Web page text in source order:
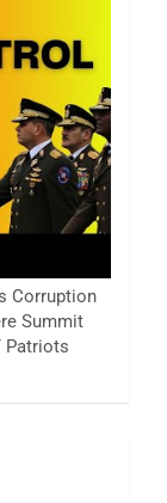
Corruption
Summit
Patriots